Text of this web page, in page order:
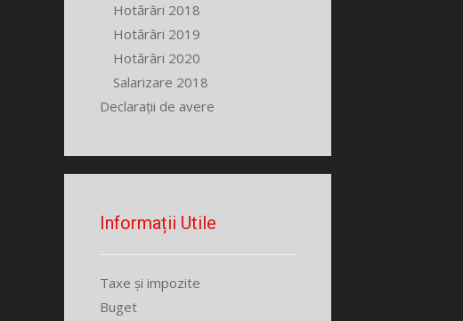
Hotărâri 2018
Hotărâri 2019
Hotărâri 2020
Salarizare 2018
Declarații de avere
Informații Utile
Taxe și impozite
Buget